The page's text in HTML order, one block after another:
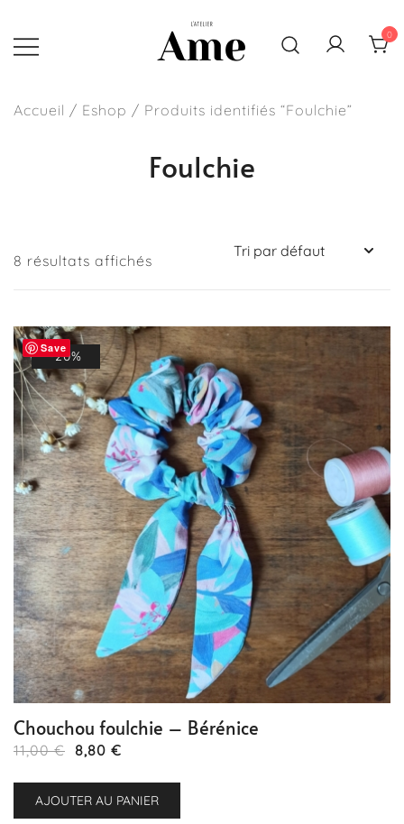
content
faits main en France
0
Accueil / Eshop / Produits identifiés “Foulchie”
Foulchie
8 résultats affichés
Save
-20%
Chouchou foulchie – Bérénice
11,00€ Le
initial
était :
8,80 €
actuel
est :
AJOUTER AU PANIER